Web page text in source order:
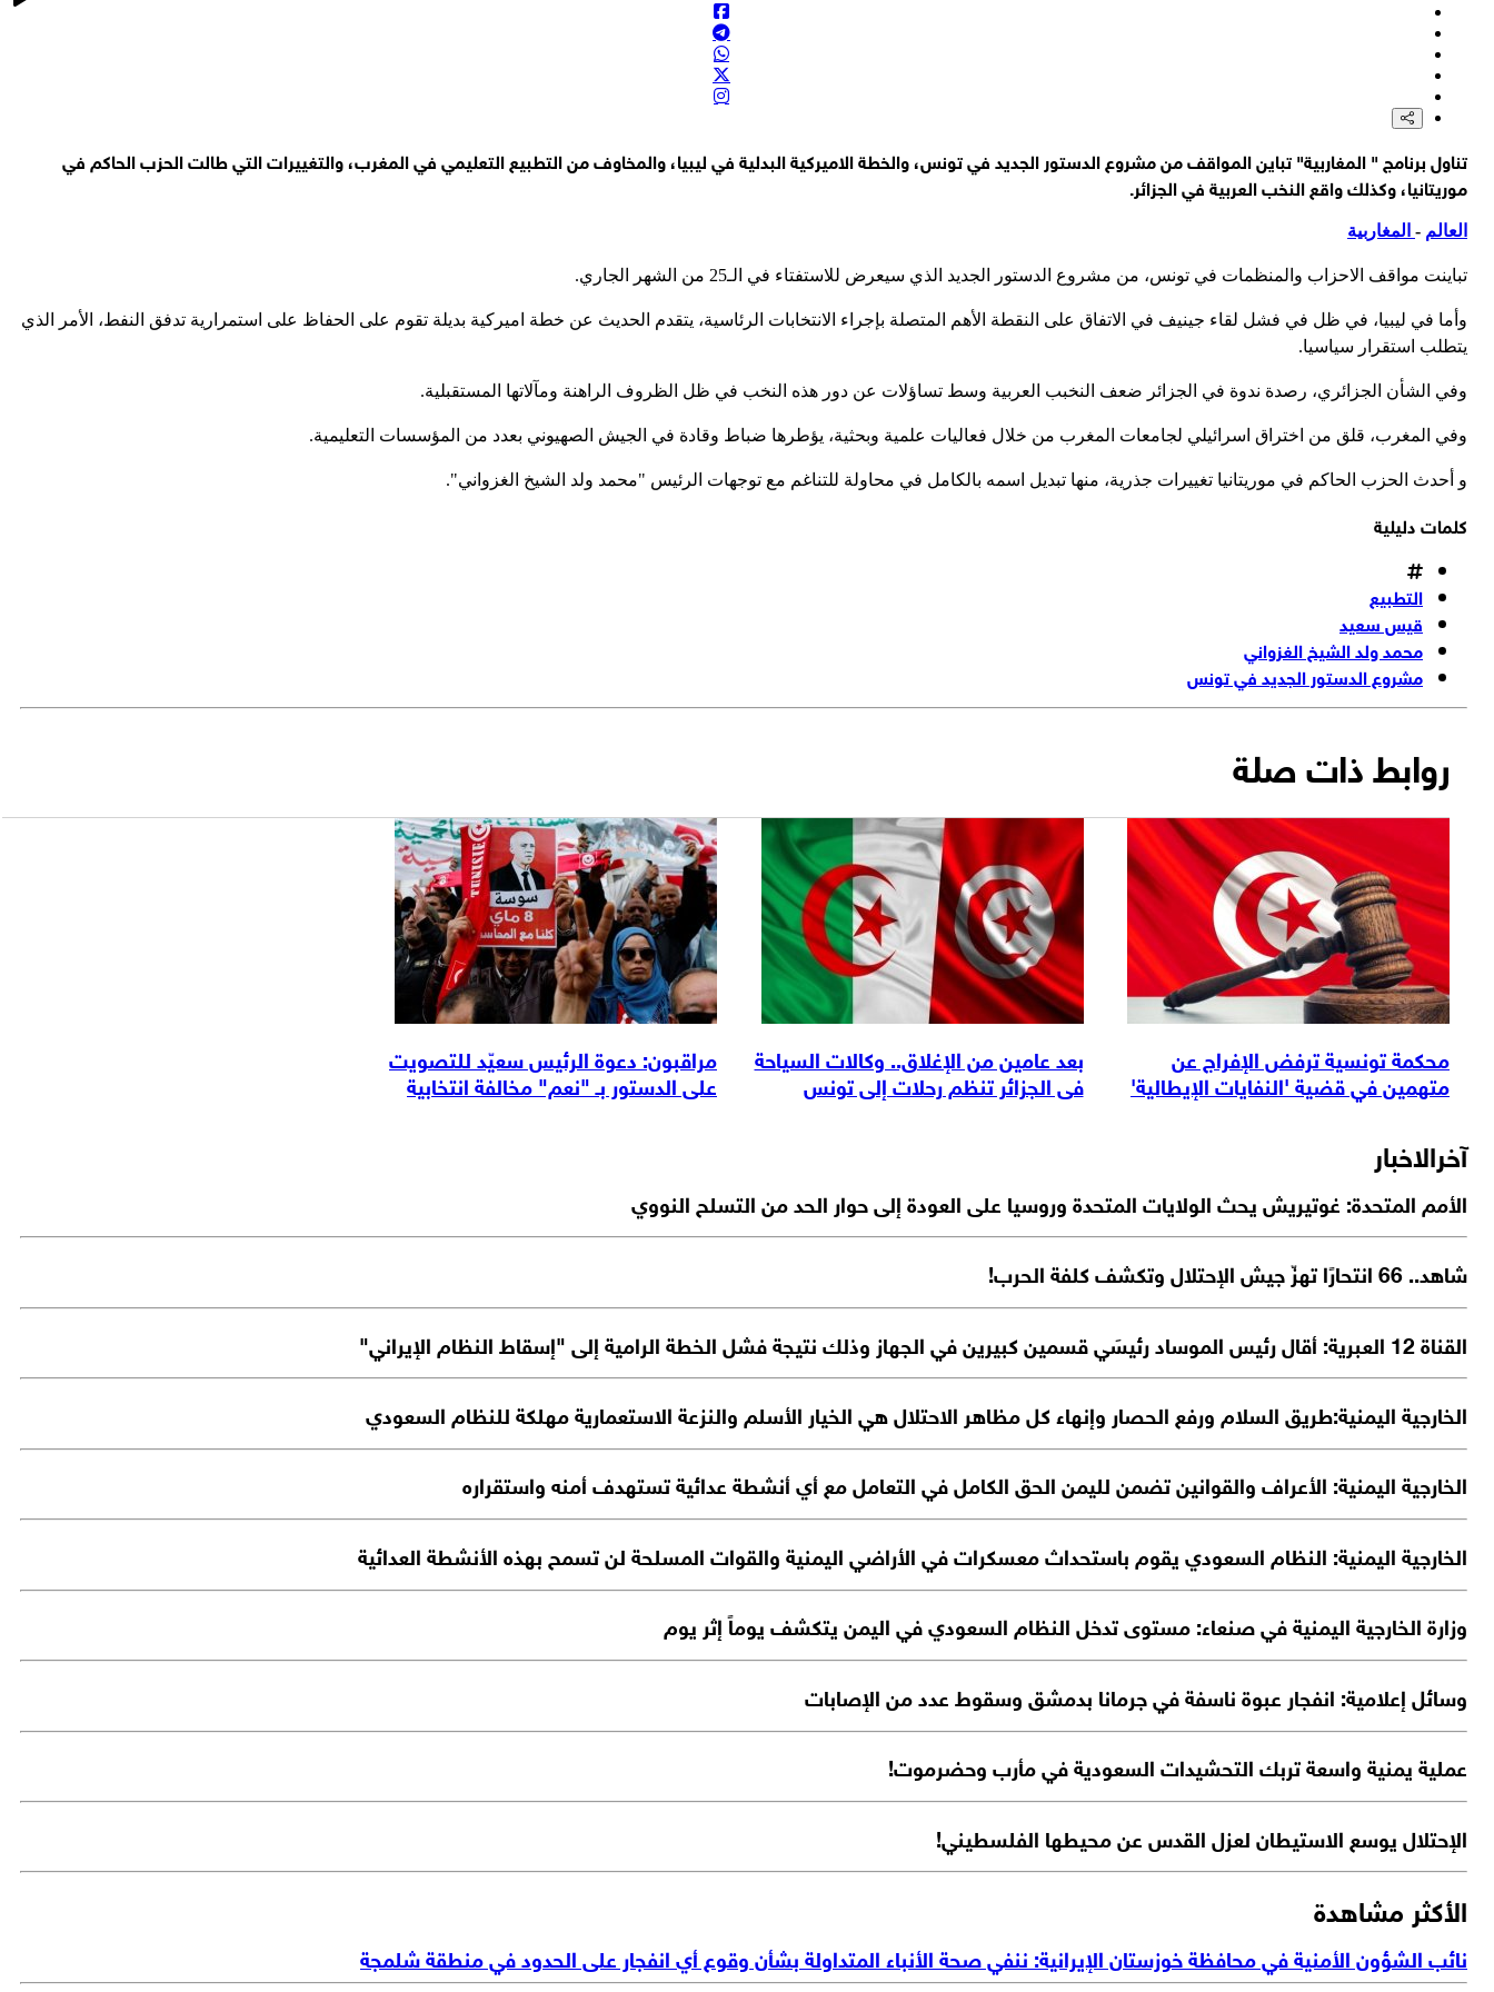
وزارة الخارجية اليمنية في صنعاء: مستوى تدخل النظام السعودي في اليمن يتكشف يوماً إثر يوم
وسائل إعلامية: انفجار عبوة ناسفة في جرمانا بدمشق وسقوط عدد من الإصابات
"فارس" نقلاً عن مصدر مطلع: يتوجب على السفن في مضيق هرمز دفع خدمات التأمين والتزود بالوقود والرسوم البيئية وما شابه ذلك
"فارس" نقلاً عن مصدر مطلع: لا صحة للأنباء حول وجود خلاف بين إيران وعُمان حول تعرفة قيمة بضائع السفن
"فارس" نقلاً عن مصدر مطلع: ستحدد رسوم محددة للسفن لعبور المضيق في إطار أثمان خدمات متنوعة
تناول برنامج " المغاربية" تباين المواقف من مشروع الدستور الجديد في تونس، والخطة الاميركية البدلية في ليبيا، والمخاوف من التطبيع التعليمي في المغرب، والتغييرات التي طالت الحزب الحاكم في
موريتانيا، وكذلك واقع النخب العربية في الجزائر.
العالم - المغاربية
تباينت مواقف الاحزاب والمنظمات في تونس، من مشروع الدستور الجديد الذي سيعرض للاستفتاء في الـ25 من الشهر الجاري.
وأما في ليبيا، في ظل في فشل لقاء جينيف في الاتفاق على النقطة الأهم المتصلة بإجراء الانتخابات الرئاسية، يتقدم الحديث عن خطة اميركية بديلة تقوم على الحفاظ على استمرارية تدفق النفط، الأمر الذي
يتطلب استقرار سياسيا.
وفي الشأن الجزائري، رصدة ندوة في الجزائر ضعف النخبب العربية وسط تساؤلات عن دور هذه النخب في ظل الظروف الراهنة ومآلاتها المستقبلية.
وفي المغرب، قلق من اختراق اسرائيلي لجامعات المغرب من خلال فعاليات علمية وبحثية، يؤطرها ضباط وقادة في الجيش الصهيوني بعدد من المؤسسات التعليمية.
و أحدث الحزب الحاكم في موريتانيا تغييرات جذرية، منها تبديل اسمه بالكامل في محاولة للتناغم مع توجهات الرئيس "محمد ولد الشيخ الغزواني".
كلمات دليلية
التطبيع
قيس سعيد
محمد ولد الشيخ الغزواني
مشروع الدستور الجديد في تونس
روابط ذات صلة
محكمة تونسية ترفض الإفراج عن
متهمين في قضية 'النفايات الإيطالية'
بعد عامين من الإغلاق.. وكالات السياحة
فى الجزائر تنظم رحلات إلى تونس
مراقبون: دعوة الرئيس سعيّد للتصويت
على الدستور بـ "نعم" مخالفة انتخابية
آخرالاخبار
الأمم المتحدة: غوتيريش يحث الولايات المتحدة وروسيا على العودة إلى حوار الحد من التسلح النووي
شاهد.. 66 انتحارًا تهزّ جيش الإحتلال وتكشف كلفة الحرب!
القناة 12 العبرية: أقال رئيس الموساد رئيسَي قسمين كبيرين في الجهاز وذلك نتيجة فشل الخطة الرامية إلى "إسقاط النظام الإيراني"
الخارجية اليمنية:طريق السلام ورفع الحصار وإنهاء كل مظاهر الاحتلال هي الخيار الأسلم والنزعة الاستعمارية مهلكة للنظام السعودي
الخارجية اليمنية: الأعراف والقوانين تضمن لليمن الحق الكامل في التعامل مع أي أنشطة عدائية تستهدف أمنه واستقراره
الخارجية اليمنية: النظام السعودي يقوم باستحداث معسكرات في الأراضي اليمنية والقوات المسلحة لن تسمح بهذه الأنشطة العدائية
وزارة الخارجية اليمنية في صنعاء: مستوى تدخل النظام السعودي في اليمن يتكشف يوماً إثر يوم
وسائل إعلامية: انفجار عبوة ناسفة في جرمانا بدمشق وسقوط عدد من الإصابات
عملية يمنية واسعة تربك التحشيدات السعودية في مأرب وحضرموت!
الإحتلال يوسع الاستيطان لعزل القدس عن محيطها الفلسطيني!
الأكثر مشاهدة
نائب الشؤون الأمنية في محافظة خوزستان الإيرانية: ننفي صحة الأنباء المتداولة بشأن وقوع أي انفجار على الحدود في منطقة شلمجة